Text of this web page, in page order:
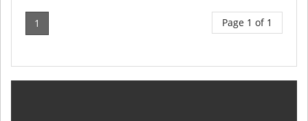
1 Page 1 of 1